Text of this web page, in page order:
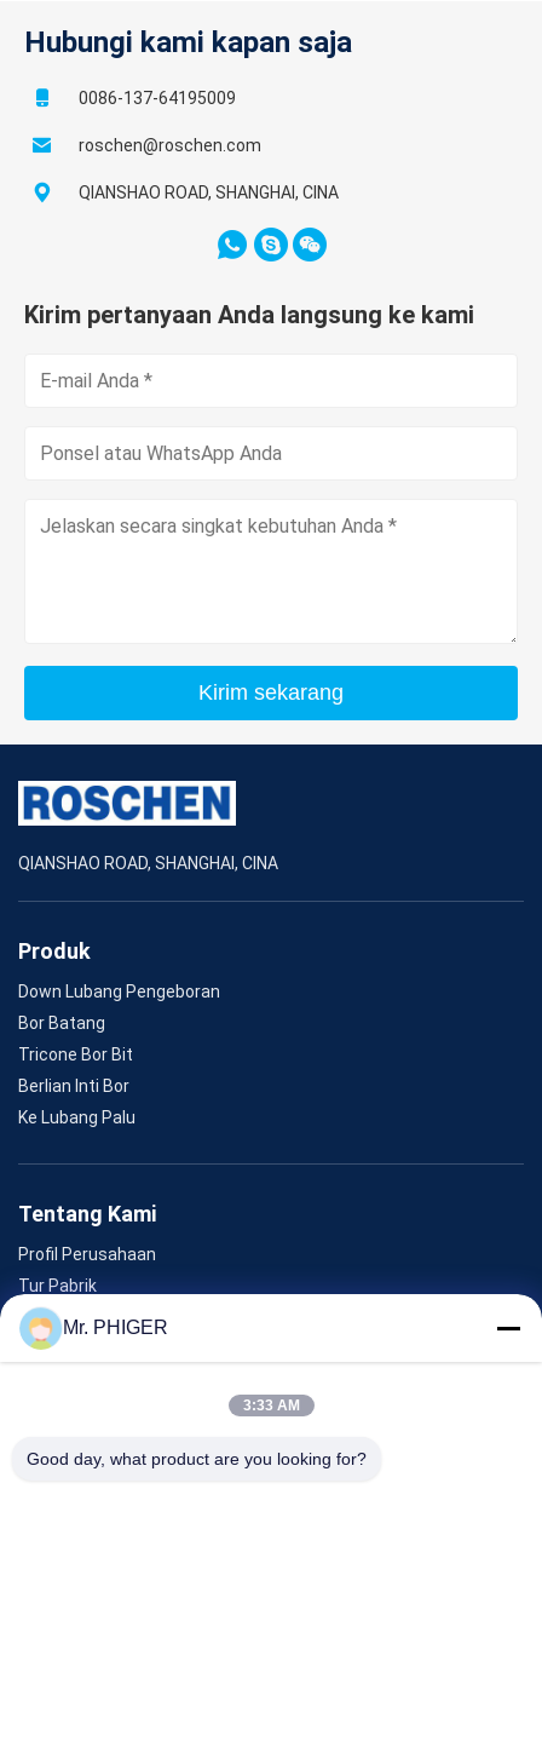
Hubungi kami kapan saja
0086-137-64195009
roschen@roschen.com
QIANSHAO ROAD, SHANGHAI, CINA
Kirim pertanyaan Anda langsung ke kami
Kirim sekarang
QIANSHAO ROAD, SHANGHAI, CINA
Produk
Down Lubang Pengeboran
Bor Batang
Tricone Bor Bit
Berlian Inti Bor
Ke Lubang Palu
Tentang Kami
Profil Perusahaan
Tur Pabrik
Kontrol Kualitas
Sitemap
Mr. PHIGER
3:33 AM
Good day, what product are you looking for?